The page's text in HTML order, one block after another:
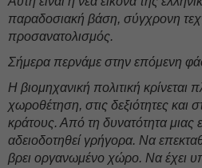
παραδοσιακή βάση, σύγχρονη
προσανατολισμός.
Σήμερα περνάμε στην επόμενη
Η βιομηχανική πολιτική κρίνεται
χωροθέτηση, στις δεξιότητες και
κράτους. Από τη δυνατότητα μιας
αδειοδοτηθεί γρήγορα. Να
βρει οργανωμένο χώρο. Να έχει